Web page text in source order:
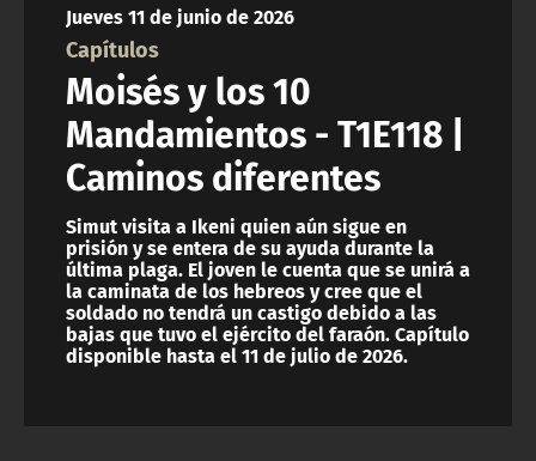
ACTUALIDAD Y TENDENCIAS
CORPORATIVO Y TRANSPARENCIA
CANAL DE DENUNCIAS
ÁREA DE PROYECTOS
Jueves 11 de junio de 2026
Capítulos
Moisés y los 10
Mandamientos - T1E118 |
Caminos diferentes
Simut visita a Ikeni quien aún sigue en
prisión y se entera de su ayuda durante la
última plaga. El joven le cuenta que se unirá a
la caminata de los hebreos y cree que el
soldado no tendrá un castigo debido a las
bajas que tuvo el ejército del faraón. Capítulo
disponible hasta el 11 de julio de 2026.